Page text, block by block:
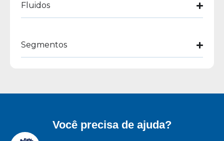
Fluidos
Segmentos
Você precisa de ajuda?